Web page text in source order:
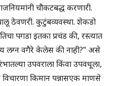
चौकटबद्ध करणारी.
ठेवणरी. कुटुंबव्यवस्था. शेकडो
पगडा इतका प्रचंड की, रस्त्यात
लग्न वगैरे केलेस की नाही?” असे
उपवराला किंवा उपवधूला,
किमान पन्नासएक माणसे